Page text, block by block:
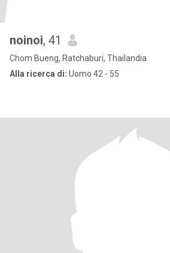
noinoi, 41
Chom Bueng, Ratchaburi, Thailandia
Alla ricerca di: Uomo 42 - 55